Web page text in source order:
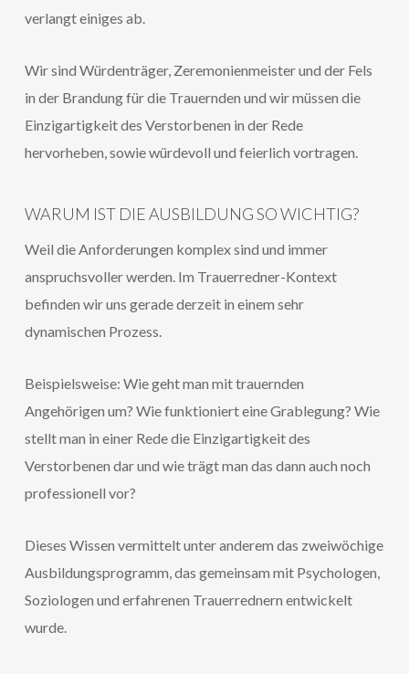
verlangt einiges ab.
Wir sind Würdenträger, Zeremonienmeister und der Fels
in der Brandung für die Trauernden und wir müssen die
Einzigartigkeit des Verstorbenen in der Rede
hervorheben, sowie würdevoll und feierlich vortragen.
WARUM IST DIE AUSBILDUNG SO WICHTIG?
Weil die Anforderungen komplex sind und immer
anspruchsvoller werden. Im Trauerredner-Kontext
befinden wir uns gerade derzeit in einem sehr
dynamischen Prozess.
Beispielsweise: Wie geht man mit trauernden
Angehörigen um? Wie funktioniert eine Grablegung? Wie
stellt man in einer Rede die Einzigartigkeit des
Verstorbenen dar und wie trägt man das dann auch noch
professionell vor?
Dieses Wissen vermittelt unter anderem das zweiwöchige
Ausbildungsprogramm, das gemeinsam mit Psychologen,
Soziologen und erfahrenen Trauerrednern entwickelt
wurde.